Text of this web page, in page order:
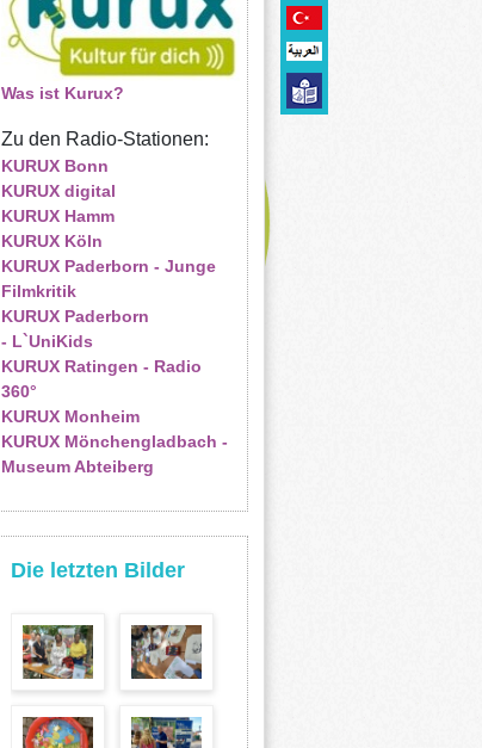
Was ist Kurux?
Zu den Radio-Stationen:
KURUX Bonn
KURUX digital
KURUX Hamm
KURUX Köln
KURUX Paderborn - Junge
Filmkritik
KURUX Paderborn
- L`UniKids
KURUX Ratingen - Radio
360°
KURUX Monheim
KURUX Mönchengladbach -
Museum Abteiberg
Die letzten Bilder